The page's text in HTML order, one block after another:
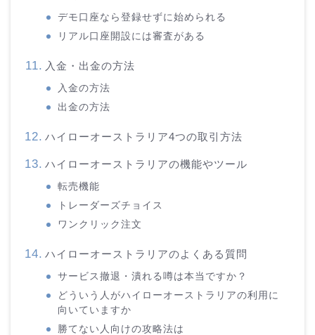
デモ口座なら登録せずに始められる
リアル口座開設には審査がある
入金・出金の方法
入金の方法
出金の方法
ハイローオーストラリア4つの取引方法
ハイローオーストラリアの機能やツール
転売機能
トレーダーズチョイス
ワンクリック注文
ハイローオーストラリアのよくある質問
サービス撤退・潰れる噂は本当ですか？
どういう人がハイローオーストラリアの利用に
向いていますか
勝てない人向けの攻略法は